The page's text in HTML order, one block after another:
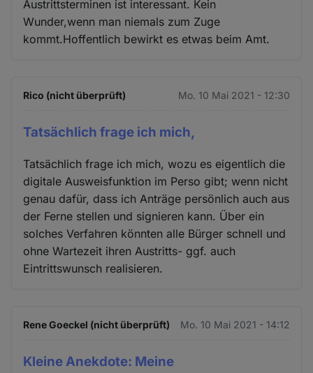
Austrittsterminen ist interessant. Kein
Wunder,wenn man niemals zum Zuge
kommt.Hoffentlich bewirkt es etwas beim Amt.
Rico (nicht überprüft) Mo. 10 Mai 2021 - 12:30
Tatsächlich frage ich mich,
Tatsächlich frage ich mich, wozu es eigentlich die
digitale Ausweisfunktion im Perso gibt; wenn nicht
genau dafür, dass ich Anträge persönlich auch aus
der Ferne stellen und signieren kann. Über ein
solches Verfahren könnten alle Bürger schnell und
ohne Wartezeit ihren Austritts- ggf. auch
Eintrittswunsch realisieren.
Rene Goeckel (nicht überprüft) Mo. 10 Mai 2021 - 14:12
Kleine Anekdote: Meine